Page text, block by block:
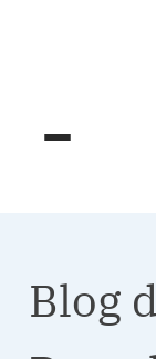
Blog